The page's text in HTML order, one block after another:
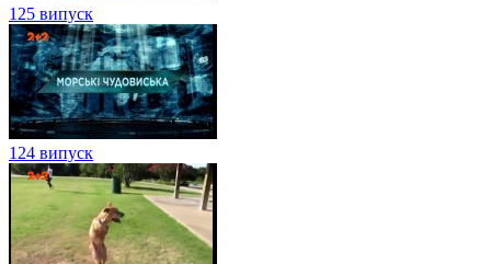
125 випуск
124 випуск